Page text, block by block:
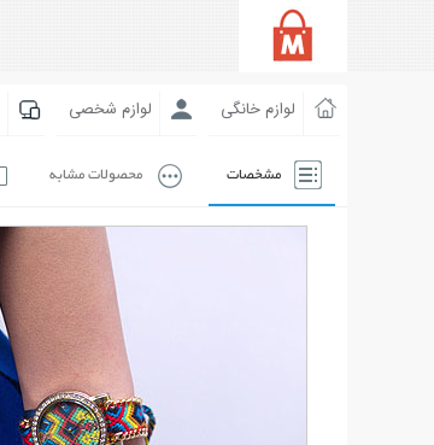
لوازم خانگی لوازم شخصی
مشخصات محصولات مشابه